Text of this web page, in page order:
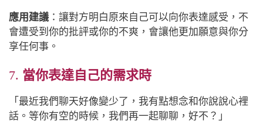
應用建議 ：讓對方明白原來自己可以向你表達感受，不
會遭受到你的批評或你的不爽，會讓他更加願意與你分
享任何事。
7. 當你表達自己的需求時
「最近我們聊天好像變少了，我有點想念和你說說心裡
話。等你有空的時候，我們再一起聊聊，好不？」